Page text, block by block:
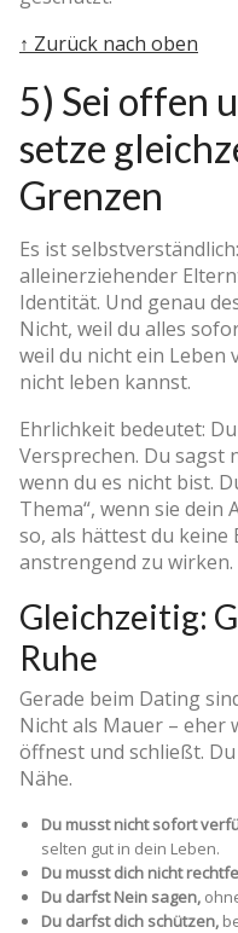
↑ Zurück nach oben
5) Sei offen
setze
Grenzen
Es ist
alleinerziehender
Identität. Und genau
Nicht, weil du alles
weil du nicht ein Leben
nicht leben kannst.
Ehrlichkeit bedeutet:
Versprechen. Du sagst
wenn du es nicht bist.
Thema“, wenn sie dein
so, als hättest du
anstrengend zu wirken.
Gleichzeitig:
Ruhe
Gerade beim Dating
Nicht als Mauer – eher
öffnest und schließt.
Nähe.
Du musst nicht sofort
selten gut in dein Leben.
Du musst dich nicht
Du darfst Nein sagen,
Du darfst dich schützen,